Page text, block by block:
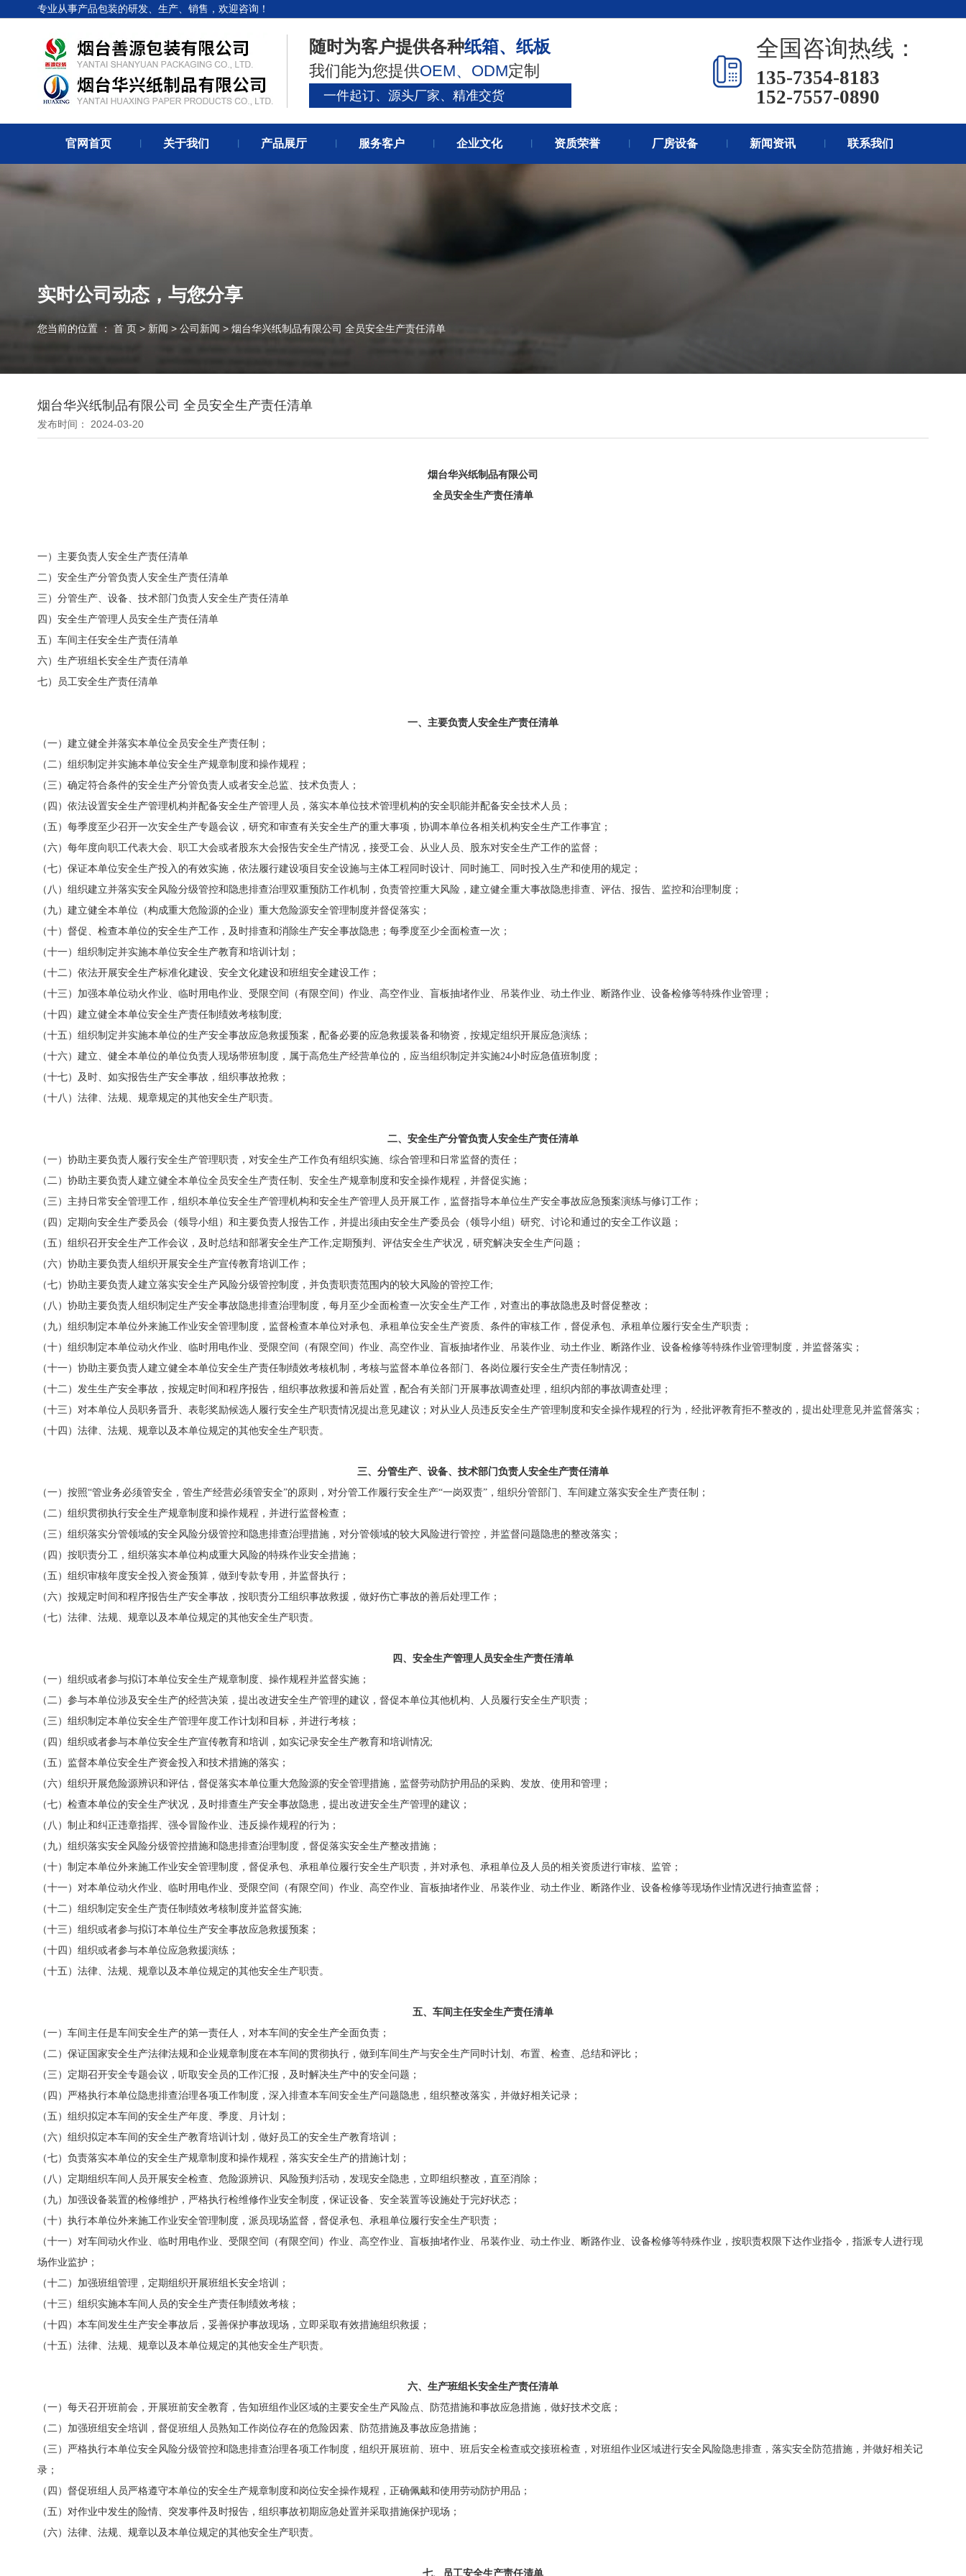
联系方式 在线留言
专业从事产品包装的研发、生产、销售，欢迎咨询！
随时为客户提供各种纸箱、纸板
我们能为您提供OEM、ODM定制
一件起订、源头厂家、精准交货
全国咨询热线：
135-7354-8183
152-7557-0890
官网首页 关于我们 产品展厅 服务客户 企业文化 资质荣誉 厂房设备 新闻资讯 联系我们
实时公司动态，与您分享
您当前的位置 ： 首 页 > 新闻 > 公司新闻 > 烟台华兴纸制品有限公司 全员安全生产责任清单
烟台华兴纸制品有限公司 全员安全生产责任清单
发布时间： 2024-03-20
烟台华兴纸制品有限公司
全员安全生产责任清单
一） 主要负责人安全生产责任清单
二） 安全生产分管负责人安全生产责任清单
三 ） 分管生产、设备、技术部门负责人安全生产责任清单
四 ） 安全生产管理人员安全生产责任清单
五 ） 车间主任安全生产责任清单
六）生产班组长安全生产责任清单
七）员工安全生产责任清单
一、主要负责人安全生产责任清单
（一）建立健全并落实本单位全员安全生产责任制；
（二）组织制定并实施本单位安全生产规章制度和操作规程；
（三）确定符合条件的安全生产分管负责人或者安全总监、技术负责人；
（四）依法设置安全生产管理机构并配备安全生产管理人员，落实本单位技术管理机构的安全职能并配备安全技术人员；
（五）每季度至少召开一次安全生产专题会议，研究和审查有关安全生产的重大事项，协调本单位各相关机构安全生产工作事宜；
（六）每年度向职工代表大会、职工大会或者股东大会报告安全生产情况，接受工会、从业人员、股东对安全生产工作的监督；
（七）保证本单位安全生产投入的有效实施，依法履行建设项目安全设施与主体工程同时设计、同时施工、同时投入生产和使用的规定；
（八）组织建立并落实安全风险分级管控和隐患排查治理双重预防工作机制，负责管控重大风险，建立健全重大事故隐患排查、评估、报告、监控和治理制度；
（九）建立健全本单位（构成重大危险源的企业）重大危险源安全管理制度并督促落实；
（十）督促、检查本单位的安全生产工作，及时排查和消除生产安全事故隐患；每季度至少全面检查一次；
（十一）组织制定并实施本单位安全生产教育和培训计划；
（十二）依法开展安全生产标准化建设、安全文化建设和班组安全建设工作；
（十三）加强本单位动火作业、临时用电作业、受限空间（有限空间）作业、高空作业、盲板抽堵作业、吊装作业、动土作业、断路作业、设备检修等特殊作业管理；
（十四）建立健全本单位安全生产责任制绩效考核制度;
（十五）组织制定并实施本单位的生产安全事故应急救援预案，配备必要的应急救援装备和物资，按规定组织开展应急演练；
（十六）建立、健全本单位的单位负责人现场带班制度，属于高危生产经营单位的，应当组织制定并实施24小时应急值班制度；
（十七）及时、如实报告生产安全事故，组织事故抢救；
（十八）法律、法规、规章规定的其他安全生产职责。
二、安全生产分管负责人安全生产责任清单
（一）协助主要负责人履行安全生产管理职责，对安全生产工作负有组织实施、综合管理和日常监督的责任；
（二）协助主要负责人建立健全本单位全员安全生产责任制、安全生产规章制度和安全操作规程，并督促实施；
（三）主持日常安全管理工作，组织本单位安全生产管理机构和安全生产管理人员开展工作，监督指导本单位生产安全事故应急预案演练与修订工作；
（四）定期向安全生产委员会（领导小组）和主要负责人报告工作，并提出须由安全生产委员会（领导小组）研究、讨论和通过的安全工作议题；
（五）组织召开安全生产工作会议，及时总结和部署安全生产工作;定期预判、评估安全生产状况，研究解决安全生产问题；
（六）协助主要负责人组织开展安全生产宣传教育培训工作；
（七）协助主要负责人建立落实安全生产风险分级管控制度，并负责职责范围内的较大风险的管控工作;
（八）协助主要负责人组织制定生产安全事故隐患排查治理制度，每月至少全面检查一次安全生产工作，对查出的事故隐患及时督促整改；
（九）组织制定本单位外来施工作业安全管理制度，监督检查本单位对承包、承租单位安全生产资质、条件的审核工作，督促承包、承租单位履行安全生产职责；
（十）组织制定本单位动火作业、临时用电作业、受限空间（有限空间）作业、高空作业、盲板抽堵作业、吊装作业、动土作业、断路作业、设备检修等特殊作业管理制度，并监督落实；
（十一）协助主要负责人建立健全本单位安全生产责任制绩效考核机制，考核与监督本单位各部门、各岗位履行安全生产责任制情况；
（十二）发生生产安全事故，按规定时间和程序报告，组织事故救援和善后处置，配合有关部门开展事故调查处理，组织内部的事故调查处理；
（十三 ）对本单位人员职务晋升、表彰奖励候选人履行安全生产职责情况提出意见建议；对从业人员违反安全生产管理制度和安全操作规程的行为，经批评教育拒不整改的，提出处理意见并监督落实；
（十四 ）法律、法规、规章以及本单位规定的其他安全生产职责。
三、分管生产、设备、技术部门负责人安全生产责任清单
（一）按照“管业务必须管安全，管生产经营必须管安全”的原则，对分管工作履行安全生产“一岗双责”，组织分管部门、车间建立落实安全生产责任制；
（二）组织贯彻执行安全生产规章制度和操作规程，并进行监督检查；
（三）组织落实分管领域的安全风险分级管控和隐患排查治理措施，对分管领域的较大风险进行管控，并监督问题隐患的整改落实；
（四）按职责分工，组织落实本单位构成重大风险的特殊作业安全措施；
（五）组织审核年度安全投入资金预算，做到专款专用，并监督执行；
（六）按规定时间和程序报告生产安全事故，按职责分工组织事故救援，做好伤亡事故的善后处理工作；
（七）法律、法规、规章以及本单位规定的其他安全生产职责。
四、安全生产管理人员安全生产责任清单
（一）组织或者参与拟订本单位安全生产规章制度、操作规程并监督实施；
（二）参与本单位涉及安全生产的经营决策，提出改进安全生产管理的建议，督促本单位其他机构、人员履行安全生产职责；
（三）组织制定本单位安全生产管理年度工作计划和目标，并进行考核；
（四）组织或者参与本单位安全生产宣传教育和培训，如实记录安全生产教育和培训情况;
（五）监督本单位安全生产资金投入和技术措施的落实；
（六）组织开展危险源辨识和评估，督促落实本单位重大危险源的安全管理措施，监督劳动防护用品的采购、发放、使用和管理；
（七）检查本单位的安全生产状况，及时排查生产安全事故隐患，提出改进安全生产管理的建议；
（八）制止和纠正违章指挥、强令冒险作业、违反操作规程的行为；
（九）组织落实安全风险分级管控措施和隐患排查治理制度，督促落实安全生产整改措施；
（十）制定本单位外来施工作业安全管理制度，督促承包、承租单位履行安全生产职责，并对承包、承租单位及人员的相关资质进行审核、监管；
（十一）对本单位动火作业、临时用电作业、受限空间（有限空间）作业、高空作业、盲板抽堵作业、吊装作业、动土作业、断路作业、设备检修等现场作业情况进行抽查监督；
（十二）组织制定安全生产责任制绩效考核制度并监督实施;
（十三）组织或者参与拟订本单位生产安全事故应急救援预案；
（十四）组织或者参与本单位应急救援演练；
（十五）法律、法规、规章以及本单位规定的其他安全生产职责。
五、车间主任安全生产责任清单
（一）车间主任是车间安全生产的第一责任人，对本车间的安全生产全面负责；
（二）保证国家安全生产法律法规和企业规章制度在本车间的贯彻执行，做到车间生产与安全生产同时计划、布置、检查、总结和评比；
（三）定期召开安全专题会议，听取安全员的工作汇报，及时解决生产中的安全问题；
（四）严格执行本单位隐患排查治理各项工作制度，深入排查本车间安全生产问题隐患，组织整改落实，并做好相关记录；
（五）组织拟定本车间的安全生产年度、季度、月计划；
（六）组织拟定本车间的安全生产教育培训计划，做好员工的安全生产教育培训；
（七）负责落实本单位的安全生产规章制度和操作规程，落实安全生产的措施计划；
（八）定期组织车间人员开展安全检查、危险源辨识、风险预判活动，发现安全隐患，立即组织整改，直至消除；
（九）加强设备装置的检修维护，严格执行检维修作业安全制度，保证设备、安全装置等设施处于完好状态；
（十）执行本单位外来施工作业安全管理制度，派员现场监督，督促承包、承租单位履行安全生产职责；
（十一）对车间动火作业、临时用电作业、受限空间（有限空间）作业、高空作业、盲板抽堵作业、吊装作业、动土作业、断路作业、设备检修等特殊作业，按职责权限下达作业指令，指派专人进行现
场作业监护；
（十二）加强班组管理，定期组织开展班组长安全培训；
（十三 ）组织实施本车间人员的安全生产责任制绩效考核；
（十四 ）本车间发生生产安全事故后，妥善保护事故现场，立即采取有效措施组织救援；
（十五 ）法律、法规、规章以及本单位规定的其他安全生产职责。
六、生产班组长安全生产责任清单
（一）每天召开班前会，开展班前安全教育，告知班组作业区域的主要安全生产风险点、防范措施和事故应急措施，做好技术交底；
（二）加强班组安全培训，督促班组人员熟知工作岗位存在的危险因素、防范措施及事故应急措施；
（三）严格执行本单位安全风险分级管控和隐患排查治理各项工作制度，组织开展班前、班中、班后安全检查或交接班检查，对班组作业区域进行安全风险隐患排查，落实安全防范措施，并做好相关记
录；
（四）督促班组人员严格遵守本单位的安全生产规章制度和岗位安全操作规程，正确佩戴和使用劳动防护用品；
（五）对作业中发生的险情、突发事件及时报告，组织事故初期应急处置并采取措施保护现场；
（六）法律、法规、规章以及本单位规定的其他安全生产职责。
七、员工安全生产责任清单